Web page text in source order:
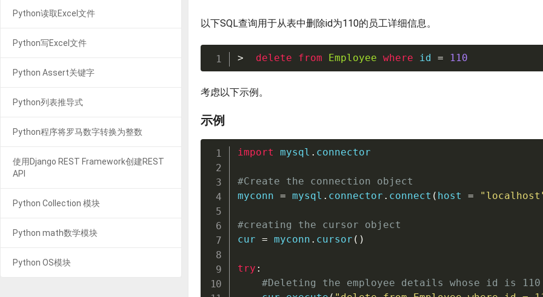
以下SQL查询用于从表中删除id为110的员工详细信息。
> delete from Employee where id = 110
考虑以下示例。
示例
import mysql . connector
#Create the connection object
myconn = mysql . connector . connect ( host =
#creating the cursor object
cur = myconn . cursor ( )
try :
#Deleting the employee details whose id is 110
Python读取Excel文件
Python写Excel文件
Python Assert关键字
Python列表推导式
Python程序将罗马数字转换为整数
使用Django REST Framework创建REST
API
Python Collection 模块
Python math数学模块
Python OS模块